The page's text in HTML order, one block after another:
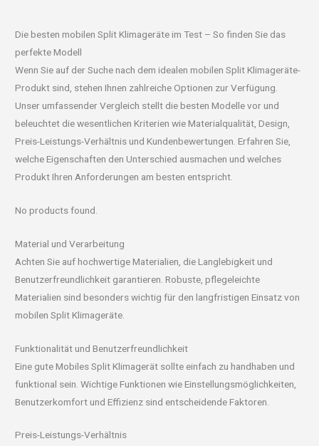
Die besten mobilen Split Klimageräte im Test – So finden Sie das
perfekte Modell
Wenn Sie auf der Suche nach dem idealen mobilen Split Klimageräte-
Produkt sind, stehen Ihnen zahlreiche Optionen zur Verfügung.
Unser umfassender Vergleich stellt die besten Modelle vor und
beleuchtet die wesentlichen Kriterien wie Materialqualität, Design,
Preis-Leistungs-Verhältnis und Kundenbewertungen. Erfahren Sie,
welche Eigenschaften den Unterschied ausmachen und welches
Produkt Ihren Anforderungen am besten entspricht.
No products found.
Material und Verarbeitung
Achten Sie auf hochwertige Materialien, die Langlebigkeit und
Benutzerfreundlichkeit garantieren. Robuste, pflegeleichte
Materialien sind besonders wichtig für den langfristigen Einsatz von
mobilen Split Klimageräte.
Funktionalität und Benutzerfreundlichkeit
Eine gute Mobiles Split Klimagerät sollte einfach zu handhaben und
funktional sein. Wichtige Funktionen wie Einstellungsmöglichkeiten,
Benutzerkomfort und Effizienz sind entscheidende Faktoren.
Preis-Leistungs-Verhältnis